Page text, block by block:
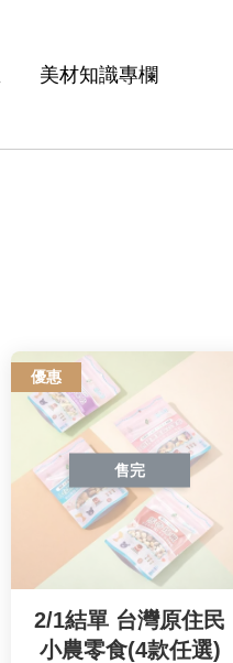
美材知識專欄
優惠
售完
2/1結單 台灣原住民
小農零食(4款任選)